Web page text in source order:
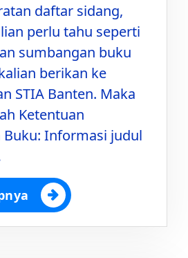
daftar sidang,
perlu tahu seperti
sumbangan buku
berikan ke
STIA Banten. Maka
Ketentuan
Buku: Informasi judul